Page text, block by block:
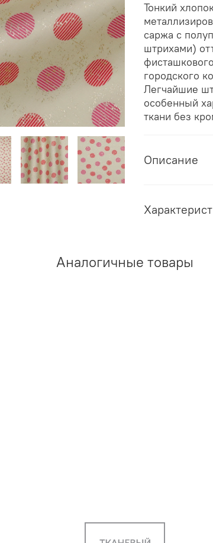
Тонкий
саржа с
штрихами)
городского
Легчайшие
особенный
ткани без
Описание
Аналогичные товары